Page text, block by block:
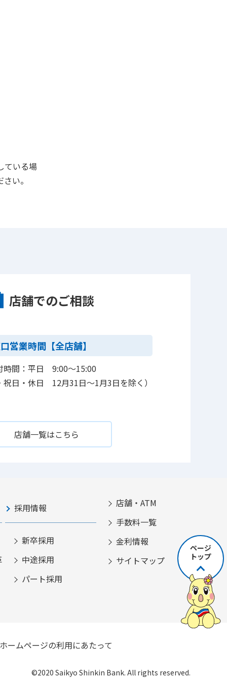
ている場
い。
店舗でのご相談
営業時間【全店舗】
時間：平日 9:00～15:00
祝日・休日 12月31日～1月3日を除く）
店舗一覧はこちら
ページ
トップ
採用情報
新卒採用
中途採用
パート採用
店舗・ATM
手数料一覧
金利情報
サイトマップ
ームページの利用にあたって
©2020 Saikyo Shinkin Bank. All rights reserved.